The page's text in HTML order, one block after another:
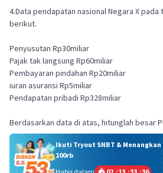
4.Data pendapatan nasional Negara X pada
berikut.
Penyusutan Rp30miliar
Pajak tak langsung Rp60miliar
Pembayaran pindahan Rp20miliar
iuran asuransi Rp5miliar
Pendapatan pribadi Rp328miliar
Berdasarkan data di atas, hitunglah besar
Ikuti Tryout SNBT & Menangkan
100rb